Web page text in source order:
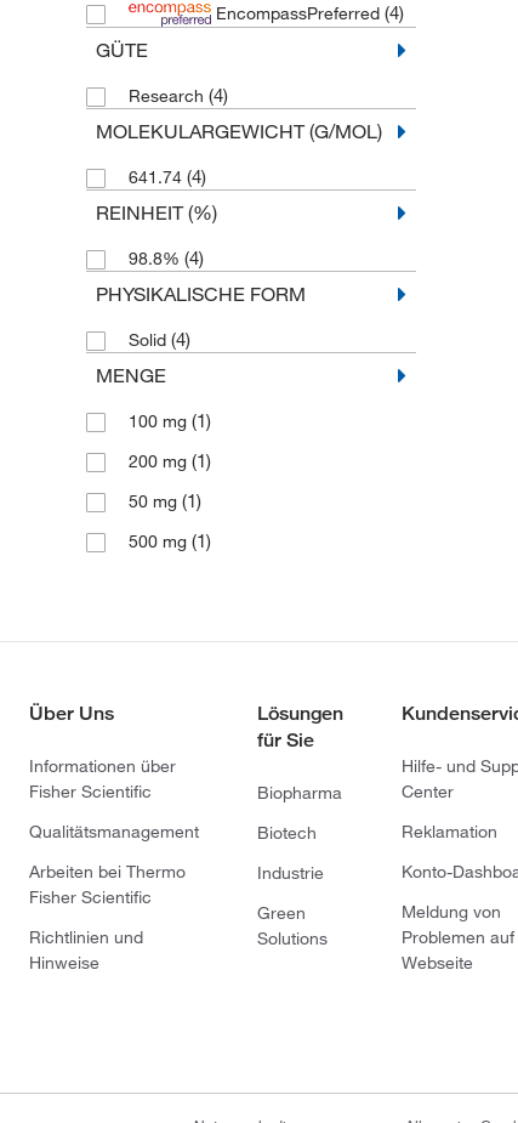
EncompassPreferred (4)
GÜTE
Research (4)
MOLEKULARGEWICHT (G/MOL)
641.74 (4)
REINHEIT (%)
98.8% (4)
PHYSIKALISCHE FORM
Solid (4)
MENGE
100 mg (1)
200 mg (1)
50 mg (1)
500 mg (1)
Über Uns
Informationen über
Fisher Scientific
Qualitätsmanagement
Arbeiten bei Thermo
Fisher Scientific
Richtlinien und
Hinweise
Lösungen
für Sie
Biopharma
Biotech
Industrie
Green
Solutions
Hilfe- und
Center
Reklamation
Konto-
Meldung von
Problemen
Webseite